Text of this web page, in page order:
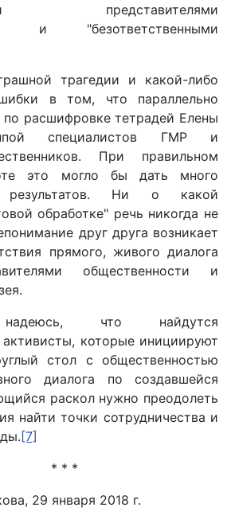
представителями
и "безответственными
трагедии и какой-либо
в том, что параллельно
по расшифровке тетрадей Елены
специалистов ГМР и
При правильном
это могло бы дать много
результатов. Ни о какой
обработке" речь никогда не
друг друга возникает
прямого, живого диалога
общественности и
что найдутся
которые инициируют
стол с общественностью
диалога по создавшейся
раскол нужно преодолеть
найти точки сотрудничества и
[7]
* * *
29 января 2018 г.